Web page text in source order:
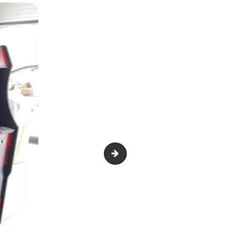
Capture d’écran 2021-05-14 à